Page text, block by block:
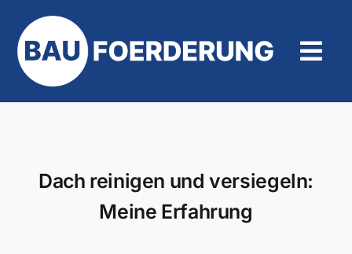
Inhalt
springen
Dach reinigen und versiegeln:
Meine Erfahrung